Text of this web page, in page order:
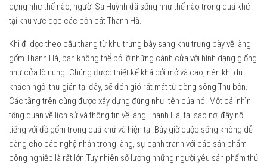
dựng như thế nào, người Sa Huỳnh đã sống như thế nào trong quá khứ
tại khu vực dọc các cồn cát Thanh Hà.
Khi đi dọc theo cầu thang từ khu trưng bày sang khu trưng bày về làng
gốm Thanh Hà, bạn không thể bỏ lỡ những cánh cửa với hình dạng giống
như cửa lò nung. Chúng được thiết kế khá cởi mở và cao, nên khi du
khách ngồi thư giản tại đây, sẽ đón gió rất mát từ dòng sông Thu bồn.
Các tầng trên cùng được xây dựng đúng như tên của nó. Một cái nhìn
tổng quan về lịch sử và thông tin về làng Thanh Hà, tại sao nơi đây nổi
tiếng với đồ gốm trong quá khứ và hiện tại.Bây giờ cuộc sống không dễ
dàng cho các nghệ nhân trong làng, sự cạnh tranh với các sản phẩm
công nghiệp là rất lớn.Tuy nhiên số lượng những người yêu sản phẩm thủ